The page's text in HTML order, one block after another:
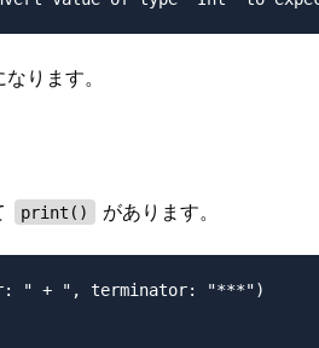
ります。
print() があります。
" + ", terminator: "***")